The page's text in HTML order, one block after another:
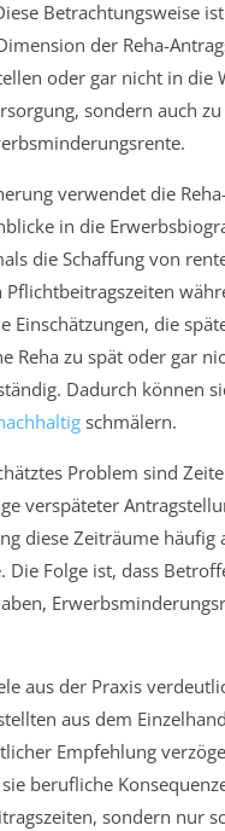
Betrachtungsweise
der Reha-
oder gar nicht in
sondern auch
verwendet die
in die
die Schaffung von
Einschätzungen, die
Reha zu spät oder gar
Dadurch können
schmälern.
Problem sind
verspäteter
diese Zeiträume
Die Folge ist, dass
aus der Praxis
aus dem
Empfehlung
berufliche
sondern nur